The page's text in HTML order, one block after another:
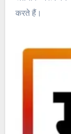
करते हैं।